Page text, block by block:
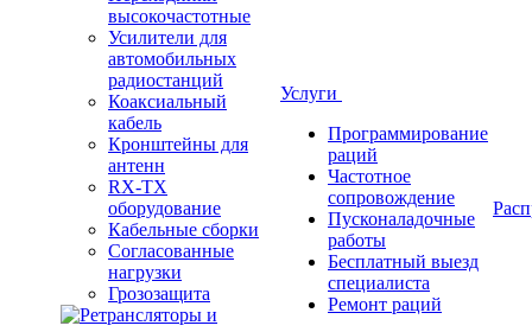
высокочастотные
Усилители для
автомобильных
радиостанций
Коаксиальный
кабель
Кронштейны для
антенн
RX-TX
оборудование
Кабельные сборки
Согласованные
нагрузки
Грозозащита
Услуги
Программирование
раций
Частотное
сопровождение
Пусконаладочные
работы
Бесплатный выезд
специалиста
Ремонт раций